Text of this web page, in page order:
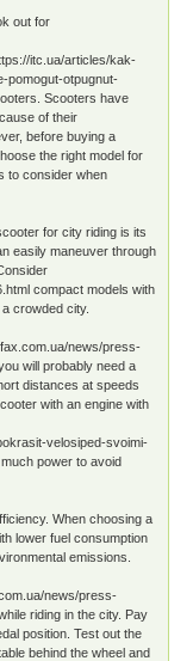
out for
itc.ua/articles/kak-
pomogut-otpugnut-
Scooters have
of their
before buying a
the right model for
to consider when
for city riding is its
easily maneuver through
compact models with
crowded city.
news/press-
will probably need a
distances at speeds
with an engine with
velosiped-svoimi-
power to avoid
When choosing a
lower fuel consumption
emissions.
news/press-
riding in the city. Pay
position. Test out the
behind the wheel and